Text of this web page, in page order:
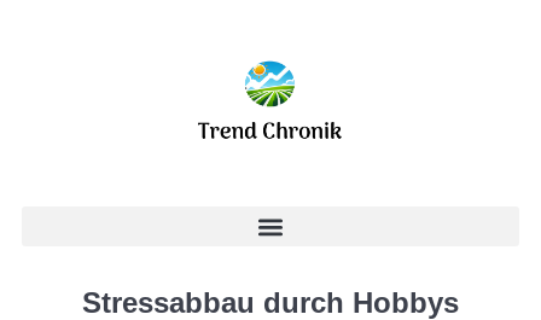
Stressabbau durch Hobbys